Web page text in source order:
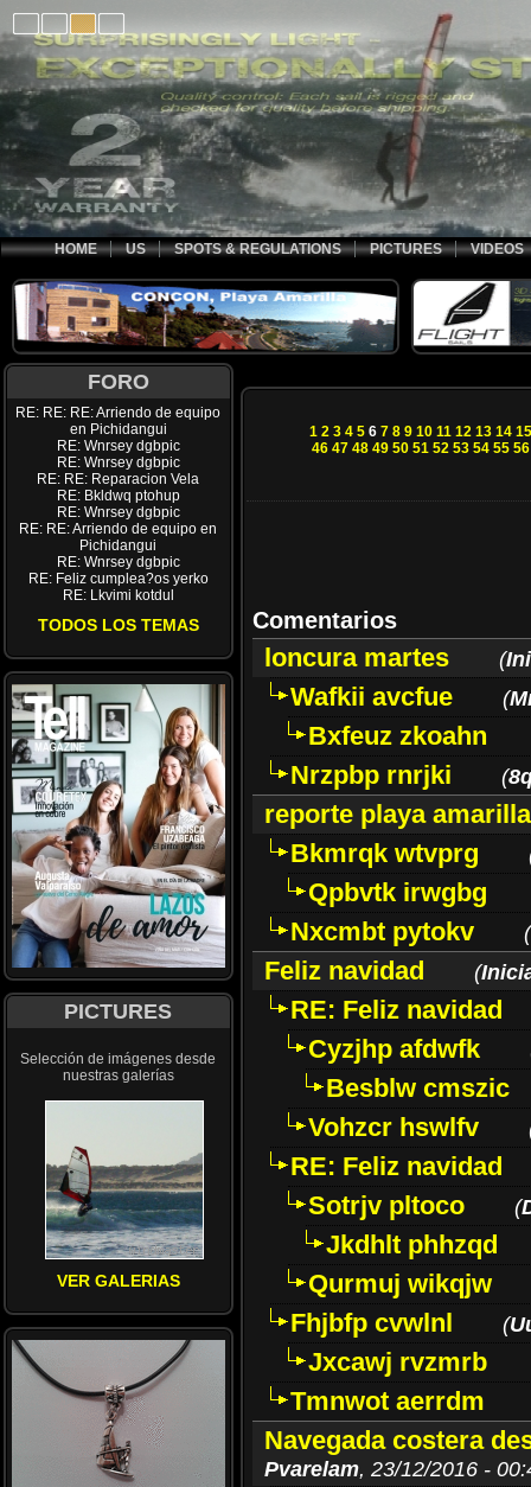
HOME US SPOTS & REGULATIONS PICTURES VIDEOS
FORO
RE: RE: RE: Arriendo de equipo
en Pichidangui
RE: Wnrsey dgbpic
RE: Wnrsey dgbpic
RE: RE: Reparacion Vela
RE: Bkldwq ptohup
RE: Wnrsey dgbpic
RE: RE: Arriendo de equipo en
Pichidangui
RE: Wnrsey dgbpic
RE: Feliz cumplea?os yerko
RE: Lkvimi kotdul
TODOS LOS TEMAS
PICTURES
Selección de imágenes desde
nuestras galerías
VER GALERIAS
1 2 3 4 5 6 7 8 9 10 11 12 13 14 15
46 47 48 49 50 51 52 53 54 55 56
Comentarios
loncura martes (
Wafkii avcfue (
Bxfeuz zkoahn
Nrzpbp rnrjki
(
reporte playa
Bkmrqk wtvprg
Qpbvtk irwgbg
Nxcmbt pytokv
(
Feliz navidad (
RE: Feliz navidad
Cyzjhp afdwfk
Besblw cmszic
Vohzcr hswlfv
RE: Feliz navidad
Sotrjv pltoco
(
Jkdhlt phhzqd
Qurmuj wikqjw
Fhjbfp cvwlnl
(
Jxcawj rvzmrb
Tmnwot aerrdm
Navegada costera
Pvarelam, 23/12/2016 -